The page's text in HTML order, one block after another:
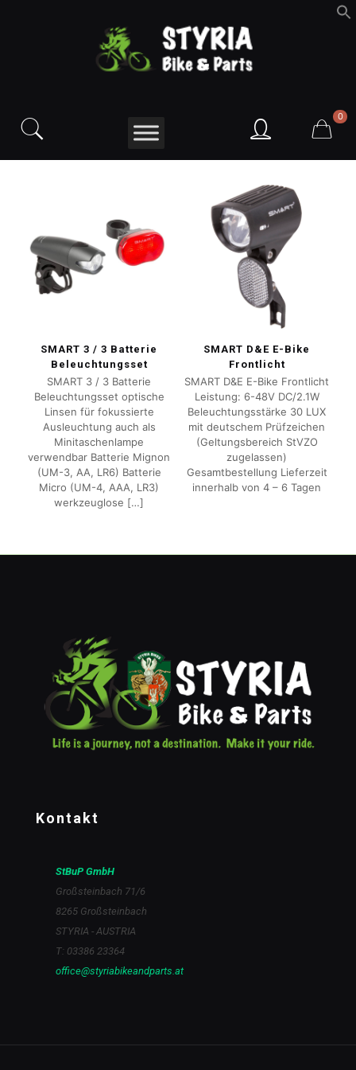
0
SMART 3 / 3 Batterie
Beleuchtungsset
SMART 3 / 3 Batterie
Beleuchtungsset optische
Linsen für fokussierte
Ausleuchtung auch als
Minitaschenlampe
verwendbar Batterie Mignon
(UM-3, AA, LR6) Batterie
Micro (UM-4, AAA, LR3)
werkzeuglose […]
SMART D&E E-Bike
Frontlicht
SMART D&E E-Bike Frontlicht
Leistung: 6-48V DC/2.1W
Beleuchtungsstärke 30 LUX
mit deutschem Prüfzeichen
(Geltungsbereich StVZO
zugelassen)
Gesamtbestellung Lieferzeit
innerhalb von 4 – 6 Tagen
Kontakt
StBuP GmbH
Großsteinbach 71/6
8265 Großsteinbach
STYRIA - AUSTRIA
T: 03386 23364
office@styriabikeandparts.at